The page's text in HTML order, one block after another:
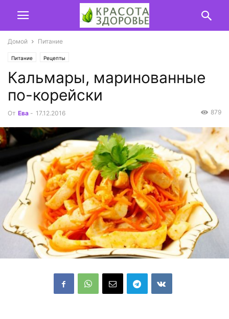
Домой Питание
Питание Рецепты
Кальмары, маринованные
по-корейски
От Ева - 17.12.2016 879